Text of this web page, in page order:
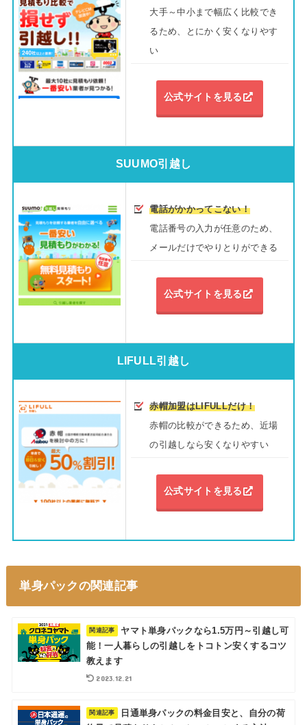
大手～中小まで幅広く比較でき
るため、とにかく安くなりやす
い
公式サイトを見る
SUUMO引越し
電話がかかってこない！
電話番号の入力が任意のため、
メールだけでやりとりができる
公式サイトを見る
LIFULL引越し
赤帽加盟はLIFULLだけ！
赤帽の比較ができるため、近場
の引越しなら安くなりやすい
公式サイトを見る
単身パックの関連記事
ヤマト単身パックなら1.5万円～引越し可
能！一人暮らしの引越しをトコトン安くするコツ
教えます
2023.12.21
日通単身パックの料金目安と、自分の荷